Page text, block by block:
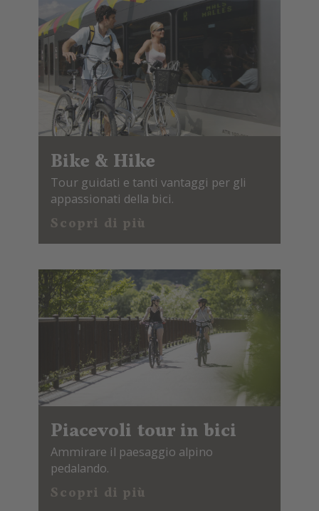
foreste e arrampicatevi con la vostra bici fino a
raggiungere i punti panoramici più alti.
Potrete parcheggiare la vostra bicicletta nel
nostro garage e, se invece non ve la siete
portata, ve ne prestiamo noi una gratis in
hotel.
Bike & Hike
Tour guidati e tanti vantaggi per gli
appassionati della bici.
Scopri di più
Piacevoli tour in bici
Ammirare il paesaggio alpino
pedalando.
Scopri di più